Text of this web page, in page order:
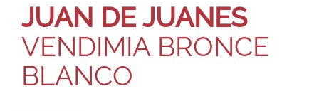
JUAN DE JUANES
VENDIMIA BRONCE
BLANCO